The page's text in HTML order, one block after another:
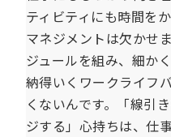
ティビティにも時間を
マネジメントは欠かせ
ジュールを組み、細か
納得いくワークライフ
くないんです。「線引
ジする」心持ちは、仕